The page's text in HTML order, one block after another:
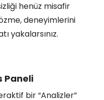
henüz misafir
deneyimlerini
yakalarsınız.
Paneli
bir “Analizler”